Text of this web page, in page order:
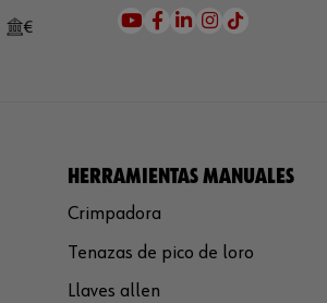
HERRAMIENTAS MANUALES
Crimpadora
Tenazas de pico de loro
Llaves allen